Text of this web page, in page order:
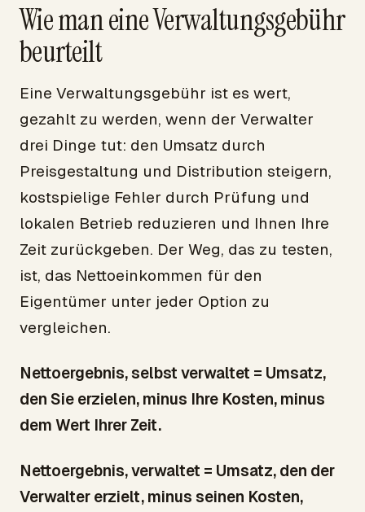
Wie man eine Verwaltungsgebühr
beurteilt
Eine Verwaltungsgebühr ist es wert,
gezahlt zu werden, wenn der Verwalter
drei Dinge tut: den Umsatz durch
Preisgestaltung und Distribution steigern,
kostspielige Fehler durch Prüfung und
lokalen Betrieb reduzieren und Ihnen Ihre
Zeit zurückgeben. Der Weg, das zu testen,
ist, das Nettoeinkommen für den
Eigentümer unter jeder Option zu
vergleichen.
Nettoergebnis, selbst verwaltet = Umsatz,
den Sie erzielen, minus Ihre Kosten, minus
dem Wert Ihrer Zeit.
Nettoergebnis, verwaltet = Umsatz, den der
Verwalter erzielt, minus seinen Kosten,